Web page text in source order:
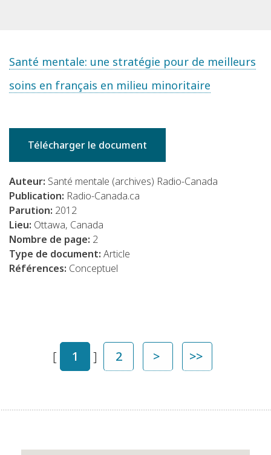
Santé mentale: une stratégie pour de meilleurs
soins en français en milieu minoritaire
Télécharger le document
Auteur: Santé mentale (archives) Radio-Canada
Publication: Radio-Canada.ca
Parution: 2012
Lieu: Ottawa, Canada
Nombre de page: 2
Type de document: Article
Références: Conceptuel
[ 1 ] 2 > >>